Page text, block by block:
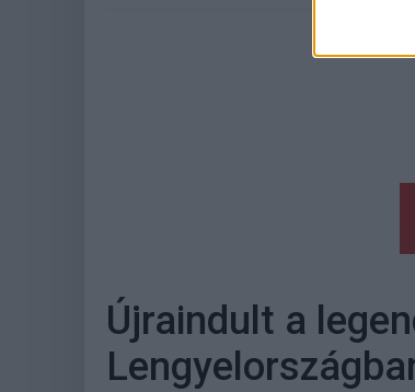
Újraindult a